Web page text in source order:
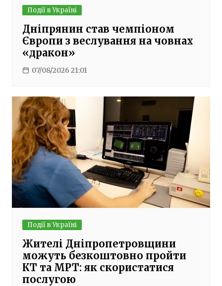
Події в Україні
Дніпрянин став чемпіоном
Європи з веслування на човнах
«дракон»
07/08/2026 21:01
Події в Україні
Жителі Дніпропетровщини
можуть безкоштовно пройти
КТ та МРТ: як скористатися
послугою